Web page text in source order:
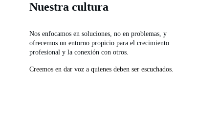
Nuestra cultura
Nos enfocamos en soluciones, no en problemas, y
ofrecemos un entorno propicio para el crecimiento
profesional y la conexión con otros.
Creemos en dar voz a quienes deben ser escuchados.